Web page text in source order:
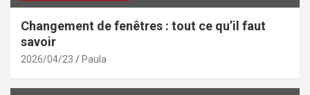
Changement de fenêtres : tout ce qu’il faut
savoir
2026/04/23 Paula